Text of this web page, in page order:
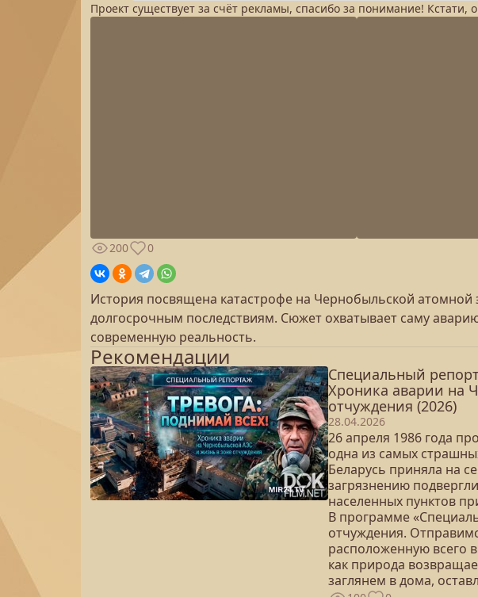
Проект существует за счёт рекламы, спасибо за понимание! Кстати,
200
0
История посвящена катастрофе на Чернобыльской атомной
долгосрочным последствиям. Сюжет охватывает саму
современную реальность.
Рекомендации
Специальный
Хроника аварии на
отчуждения (2026)
28.04.2026
26 апреля 1986 года
одна из самых
Беларусь приняла на
загрязнению
населенных пунктов
В программе
отчуждения.
расположенную всего
как природа
заглянем в дома,